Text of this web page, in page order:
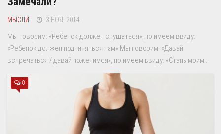
МЫСЛИ 3 НОЯ, 2014
Мы говорим: «Ребенок должен слушаться», но имеем ввиду:
«Ребенок должен подчиняться нам» Мы говорим: «Давай
встречаться / давай поженимся», но имеем ввиду: «Стань моим...
0